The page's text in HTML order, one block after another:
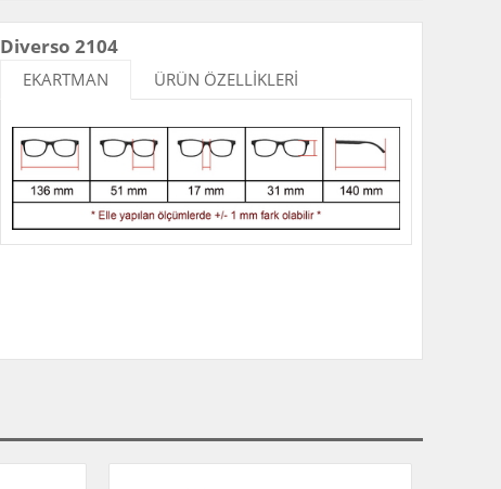
Diverso 2104
EKARTMAN ÜRÜN ÖZELLİKLERİ